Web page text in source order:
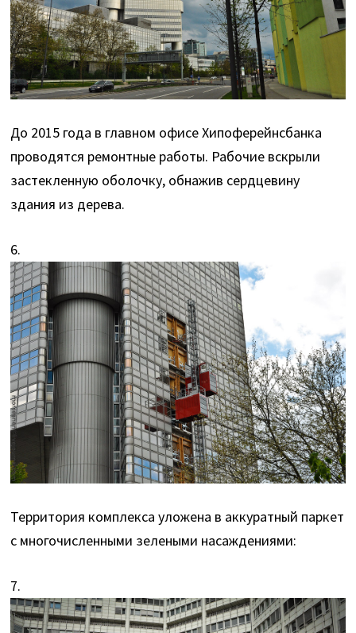
До 2015 года в главном офисе Хипоферейнсбанка
проводятся ремонтные работы. Рабочие вскрыли
застекленную оболочку, обнажив сердцевину
здания из дерева.
6.
Территория комплекса уложена в аккуратный паркет
с многочисленными зелеными насаждениями:
7.